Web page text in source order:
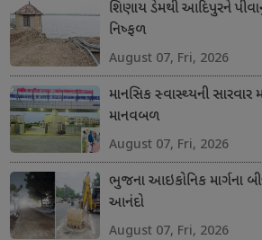
શિણાય ડેમથી આદિપુરને
નિષ્ફળ
August 07, Fri, 2026
માનસિક સ્વાસ્થ્યની
માનવબળ
August 07, Fri, 2026
ભુજના આઇકોનિક માર્ગના
આનંદો
August 07, Fri, 2026